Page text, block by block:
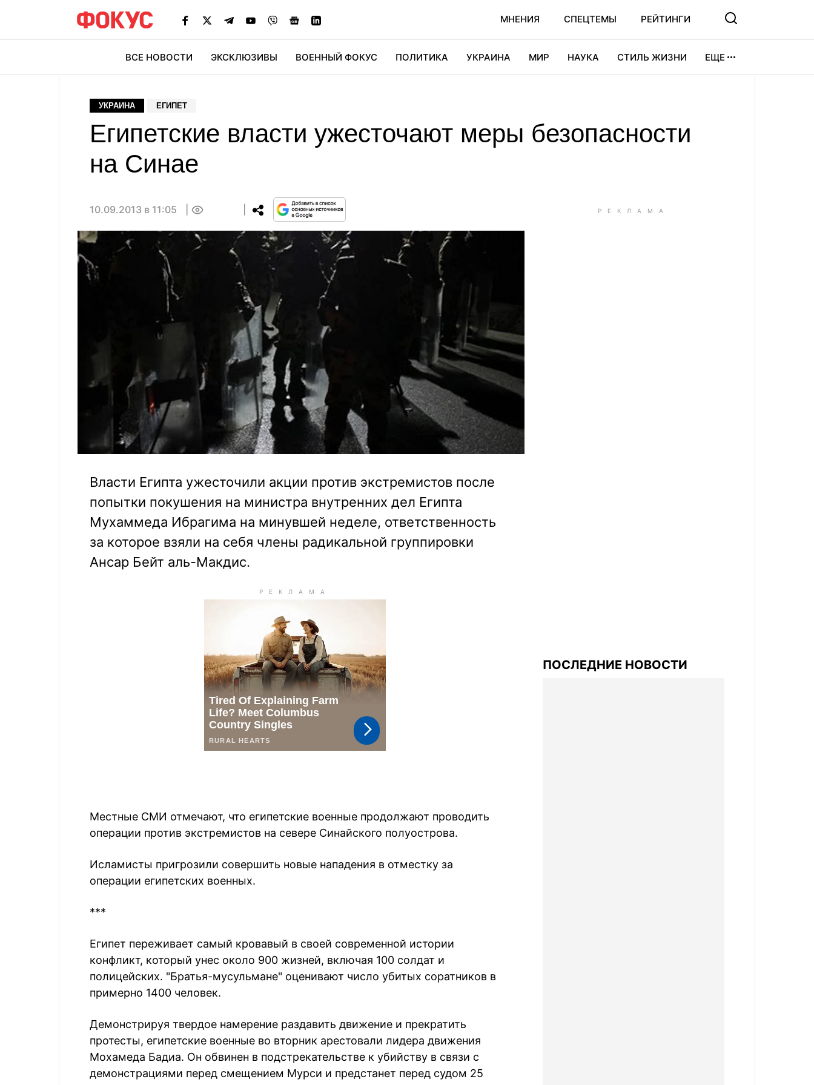
МНЕНИЯ СПЕЦТЕМЫ РЕЙТИНГИ
ВСЕ НОВОСТИ ЭКСКЛЮЗИВЫ ВОЕННЫЙ ФОКУС ПОЛИТИКА УКРАИНА МИР НАУКА СТИЛЬ ЖИЗНИ ЕЩЕ
УКРАИНА ЕГИПЕТ
Египетские власти ужесточают меры безопасности
на Синае
10.09.2013 в 11:05
Власти Египта ужесточили акции против экстремистов после
попытки покушения на министра внутренних дел Египта
Мухаммеда Ибрагима на минувшей неделе, ответственность
за которое взяли на себя члены радикальной группировки
Ансар Бейт аль-Макдис.
Местные СМИ отмечают, что египетские военные продолжают проводить
операции против экстремистов на севере Синайского полуострова.
Исламисты пригрозили совершить новые нападения в отместку за
операции египетских военных.
***
Египет переживает самый кровавый в своей современной истории
конфликт, который унес около 900 жизней, включая 100 солдат и
полицейских. "Братья-мусульмане" оценивают число убитых соратников в
примерно 1400 человек.
Демонстрируя твердое намерение раздавить движение и прекратить
протесты, египетские военные во вторник арестовали лидера движения
Мохамеда Бадиа. Он обвинен в подстрекательстве к убийству в связи с
демонстрациями перед смещением Мурси и предстанет перед судом 25
ПОСЛЕДНИЕ НОВОСТИ